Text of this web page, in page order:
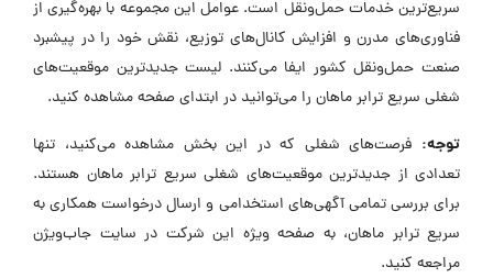
سریع‌ترین خدمات حمل‌ونقل است. عوامل این مجموعه با بهره‌گیری از
فناوری‌های مدرن و افزایش کانال‌های توزیع، نقش خود را در پیشبرد
صنعت حمل‌ونقل کشور ایفا می‌کنند. لیست جدیدترین موقعیت‌های
شغلی سریع ترابر ماهان را می‌توانید در ابتدای صفحه مشاهده کنید.
توجه: فرصت‌های شغلی که در این بخش مشاهده می‌کنید، تنها
تعدادی از جدیدترین موقعیت‌های شغلی سریع ترابر ماهان هستند.
برای بررسی تمامی آگهی‌های استخدامی و ارسال درخواست همکاری به
سریع ترابر ماهان، به صفحه ویژه این شرکت در سایت جاب‌ویژن
مراجعه کنید.